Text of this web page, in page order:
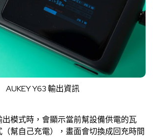
AUKEY Y63 輸出資訊
模式時，會顯示當前幫設備供電的瓦
幫自己充電），畫面會切換成回充時間